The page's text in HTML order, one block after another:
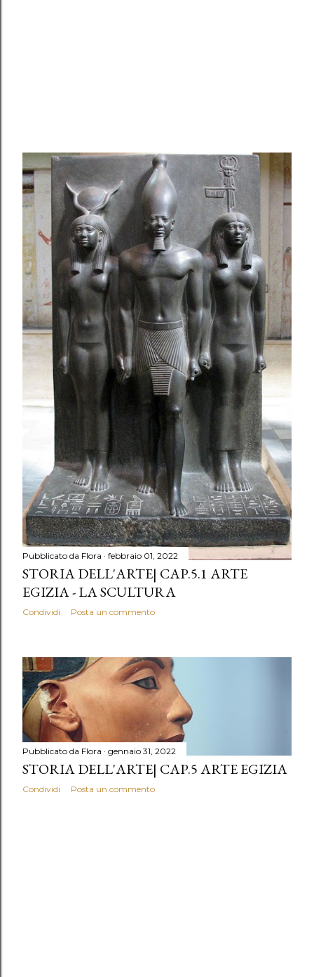
Pubblicato da Flora febbraio 01, 2022
STORIA DELL'ARTE| CAP.5.1 ARTE
EGIZIA - LA SCULTURA
Condividi Posta un commento
Pubblicato da Flora gennaio 31, 2022
STORIA DELL'ARTE| CAP.5 ARTE EGIZIA
Condividi Posta un commento